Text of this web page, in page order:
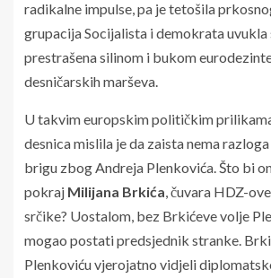
radikalne impulse, pa je tetošila
grupacija Socijalista i demokrata uvukla
prestrašena silinom i bukom
desničarskih marševa.
U takvim europskim političkim
desnica mislila je da zaista nema
brigu zbog Andreja Plenkovića. Što bi
pokraj Milijana Brkića, čuvara HDZ-
srčike? Uostalom, bez Brkićeve volje
mogao postati predsjednik stranke.
Plenkoviću vjerojatno vidjeli